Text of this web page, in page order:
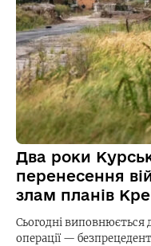
Два роки
перенесення
злам планів
Сьогодні виповнюється
операції —